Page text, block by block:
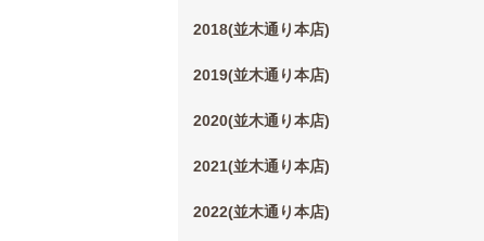
2018(並木通り本店)
2019(並木通り本店)
2020(並木通り本店)
2021(並木通り本店)
2022(並木通り本店)